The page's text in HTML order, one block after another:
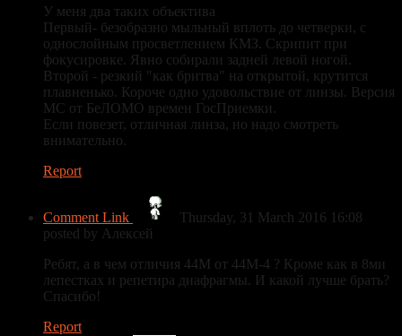
У меня два таких объектива
Первый- безобразно мыльный вплоть до четверки, с
однослойным просветлением КМЗ. Скрипит при
фокусировке. Явно собирали задней левой ногой.
Второй - резкий "как бритва" на открытой, крутится
плавненько. Короче одно удовольствие от линзы. Версия
МС от БеЛОМО времен ГосПриемки.
Если повезет, отличная линза, но надо смотреть
внимательно.
Report
Comment Link
Thursday, 31 March 2016 16:08
posted by Алексей
Ребят, а в чем отличия 44М от 44М-4 ? Кроме как в 8ми
лепестках и репетира диафрагмы. И какой лучше брать?
Спасибо!
Report